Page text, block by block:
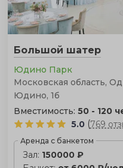
Большой шатер
Юдино Парк
Московская область,
Юдино, 1б
Вместимость: 50 - 120
5.0 (769
Аренда с банкетом
Зал: 150000 ₽